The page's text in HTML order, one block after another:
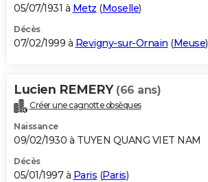
05/07/1931 à Metz (Moselle)
Décès
07/02/1999 à Revigny-sur-Ornain (Meuse)
Lucien REMERY (66 ans)
Créer une cagnotte obsèques
Naissance
09/02/1930 à TUYEN QUANG VIET NAM
Décès
05/01/1997 à Paris (Paris)